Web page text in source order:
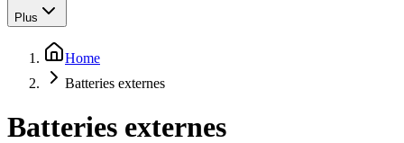
Plus
Home
Batteries externes
Batteries externes